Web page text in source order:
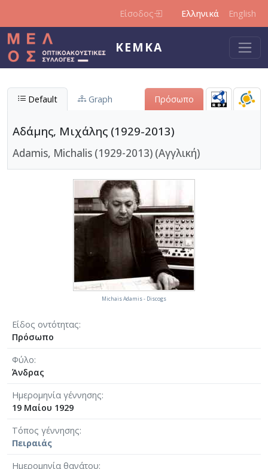
Είσοδος Ελληνικά English
ΚΕΜΚΑ
Default Graph Πρόσωπο
Αδάμης, Μιχάλης (1929-2013)
Adamis, Michalis (1929-2013) (Αγγλική)
Είδος οντότητας
Πρόσωπο
Φύλο
Άνδρας
Ημερομηνία γέννησης
19 Μαίου 1929
Τόπος γέννησης
Πειραιάς
Ημερομηνία θανάτου
Michais Adamis - Discogs